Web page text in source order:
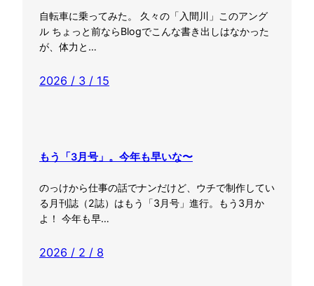
自転車に乗ってみた。 久々の「入間川」このアング
ル ちょっと前ならBlogでこんな書き出しはなかった
が、体力と…
2026 / 3 / 15
もう「3月号」。今年も早いな〜
のっけから仕事の話でナンだけど、ウチで制作してい
る月刊誌（2誌）はもう「3月号」進行。もう3月か
よ！ 今年も早…
2026 / 2 / 8